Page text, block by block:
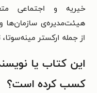
خیریه و اجتماعی
هیئت‌مدیره‌ی سازمان‌ها
از جمله ارکستر
این کتاب یا
کسب کرده است؟